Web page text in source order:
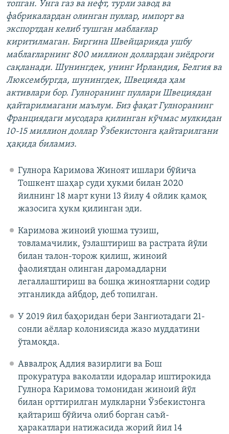
топган. Унга газ ва нефт, турли завод ва
фабрикалардан олинган пуллар, импорт ва
экспортдан келиб тушган маблағлар
киритилмаган. Биргина Швейцарияда ушбу
маблағларнинг 800 миллион доллардан зиёдроғи
сақланади. Шунингдек, унинг Ирландия, Белгия ва
Люксембургда, шунингдек, Швецияда ҳам
активлари бор. Гулноранинг пуллари Швециядан
қайтарилмагани маълум. Биз фақат Гулноранинг
Франциядаги мусодара қилинган кўчмас мулкидан
10-15 миллион доллар Ўзбекистонга қайтарилгани
ҳақида биламиз.​
Гулнора Каримова Жиноят ишлари бўйича
Тошкент шаҳар суди ҳукми билан 2020
йилнинг 18 март куни 13 йилу 4 ойлик қамоқ
жазосига ҳукм қилинган эди.
Каримова жиноий уюшма тузиш,
товламачилик, ўзлаштириш ва растрата йўли
билан талон-торож қилиш, жиноий
фаолиятдан олинган даромадларни
легаллаштириш ва бошқа жиноятларни содир
этганликда айбдор, деб топилган.
У 2019 йил баҳоридан бери Зангиотадаги 21-
сонли аёллар колониясида жазо муддатини
ўтамоқда.
Аввалроқ Адлия вазирлиги ва Бош
прокуратура ваколатли идоралар иштирокида
Гулнора Каримова томонидан жиноий йўл
билан орттирилган мулкларни Ўзбекистонга
қайтариш бўйича олиб борган саъй-
ҳаракатлари натижасида жорий йил 14